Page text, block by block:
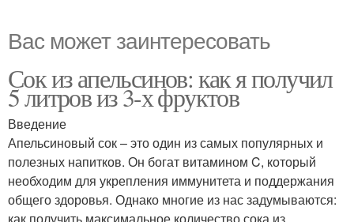
Вас может заинтересовать
Сок из апельсинов: как я получил
5 литров из 3-х фруктов
Введение
Апельсиновый сок – это один из самых популярных и
полезных напитков. Он богат витамином C, который
необходим для укрепления иммунитета и поддержания
общего здоровья. Однако многие из нас задумываются: